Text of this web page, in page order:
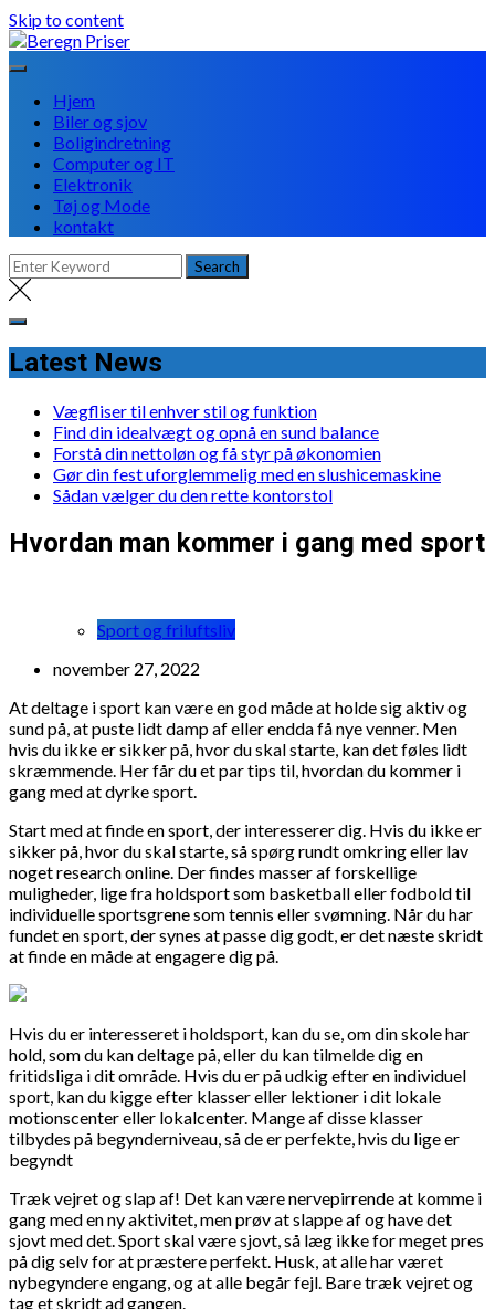
Skip to content
Hjem
Biler og sjov
Boligindretning
Computer og IT
Elektronik
Tøj og Mode
kontakt
Latest News
Vægfliser til enhver stil og funktion
Find din idealvægt og opnå en sund balance
Forstå din nettoløn og få styr på økonomien
Gør din fest uforglemmelig med en slushicemaskine
Sådan vælger du den rette kontorstol
Hvordan man kommer i gang med sport
Sport og friluftsliv
november 27, 2022
At deltage i sport kan være en god måde at holde sig aktiv og
sund på, at puste lidt damp af eller endda få nye venner. Men
hvis du ikke er sikker på, hvor du skal starte, kan det føles lidt
skræmmende. Her får du et par tips til, hvordan du kommer i
gang med at dyrke sport.
Start med at finde en sport, der interesserer dig. Hvis du ikke er
sikker på, hvor du skal starte, så spørg rundt omkring eller lav
noget research online. Der findes masser af forskellige
muligheder, lige fra holdsport som basketball eller fodbold til
individuelle sportsgrene som tennis eller svømning. Når du har
fundet en sport, der synes at passe dig godt, er det næste skridt
at finde en måde at engagere dig på.
Hvis du er interesseret i holdsport, kan du se, om din skole har
hold, som du kan deltage på, eller du kan tilmelde dig en
fritidsliga i dit område. Hvis du er på udkig efter en individuel
sport, kan du kigge efter klasser eller lektioner i dit lokale
motionscenter eller lokalcenter. Mange af disse klasser
tilbydes på begynderniveau, så de er perfekte, hvis du lige er
begyndt
Træk vejret og slap af! Det kan være nervepirrende at komme i
gang med en ny aktivitet, men prøv at slappe af og have det
sjovt med det. Sport skal være sjovt, så læg ikke for meget pres
på dig selv for at præstere perfekt. Husk, at alle har været
nybegyndere engang, og at alle begår fejl. Bare træk vejret og
tag et skridt ad gangen.